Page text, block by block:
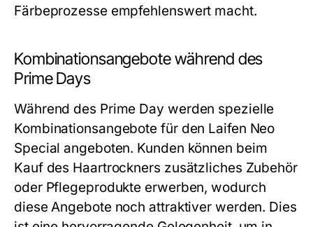
Färbeprozesse empfehlenswert macht.
Kombinationsangebote während des
Prime Days
Während des Prime Day werden spezielle
Kombinationsangebote für den Laifen Neo
Special angeboten. Kunden können beim
Kauf des Haartrockners zusätzliches Zubehör
oder Pflegeprodukte erwerben, wodurch
diese Angebote noch attraktiver werden. Dies